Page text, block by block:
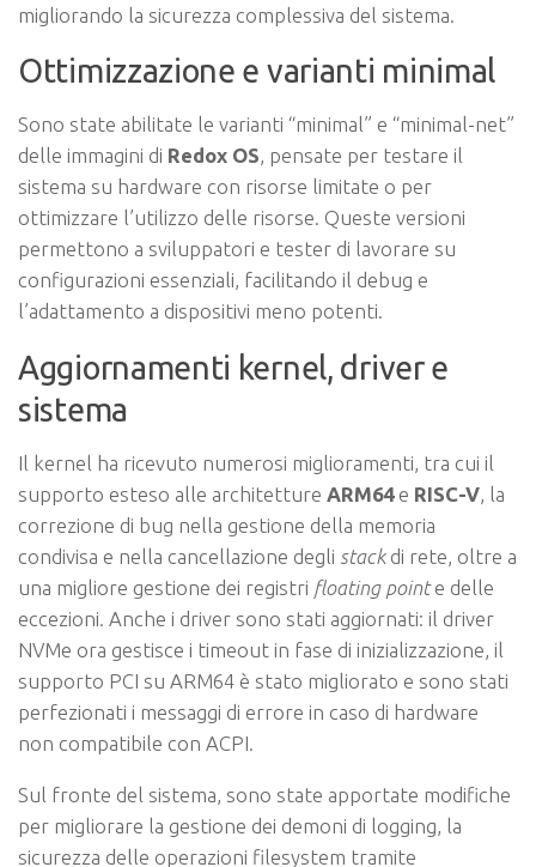
migliorando la sicurezza complessiva del sistema.
Ottimizzazione e varianti minimal
Sono state abilitate le varianti “minimal” e “minimal-net”
delle immagini di Redox OS, pensate per testare il
sistema su hardware con risorse limitate o per
ottimizzare l’utilizzo delle risorse. Queste versioni
permettono a sviluppatori e tester di lavorare su
configurazioni essenziali, facilitando il debug e
l’adattamento a dispositivi meno potenti.
Aggiornamenti kernel, driver e
sistema
Il kernel ha ricevuto numerosi miglioramenti, tra cui il
supporto esteso alle architetture ARM64e RISC-V, la
correzione di bug nella gestione della memoria
condivisa e nella cancellazione degli stackdi rete, oltre a
una migliore gestione dei registri floating pointe delle
eccezioni. Anche i driver sono stati aggiornati: il driver
NVMe ora gestisce i timeout in fase di inizializzazione, il
supporto PCI su ARM64 è stato migliorato e sono stati
perfezionati i messaggi di errore in caso di hardware
non compatibile con ACPI.
Sul fronte del sistema, sono state apportate modifiche
per migliorare la gestione dei demoni di logging, la
sicurezza delle operazioni filesystem tramite